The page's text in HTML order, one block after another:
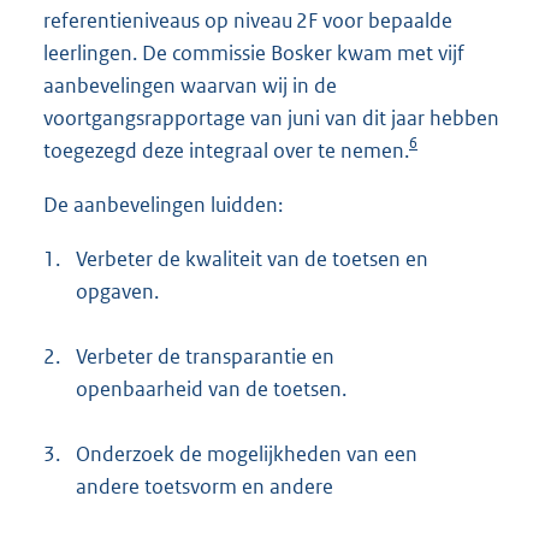
referentieniveaus op niveau 2F voor bepaalde
leerlingen. De commissie Bosker kwam met vijf
aanbevelingen waarvan wij in de
voortgangsrapportage van juni van dit jaar hebben
toegezegd deze integraal over te nemen.6
De aanbevelingen luidden:
1. Verbeter de kwaliteit van de toetsen en
opgaven.
2. Verbeter de transparantie en
openbaarheid van de toetsen.
3.
Onderzoek de mogelijkheden van een
andere toetsvorm en andere